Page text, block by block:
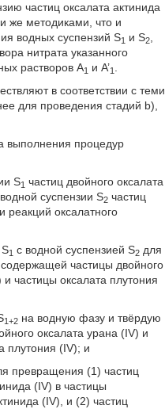
частиц оксалата актинида
же методиками, что и
водных суспензий S1 и S2,
нитрата указанного
растворов A1 и A’1
в соответствии с теми
для проведения стадий b),
выполнения процедур
S1 частиц двойного оксалата
суспензии S2частиц
оксалатного
1 с водной суспензией S2для
частицы двойного
частицы оксалата плутония
1+2на водную фазу и твёрдую
оксалата урана (IV) и
плутония (IV); и
превращения (1) частиц
(IV) в частицы
(IV), и (2) частиц